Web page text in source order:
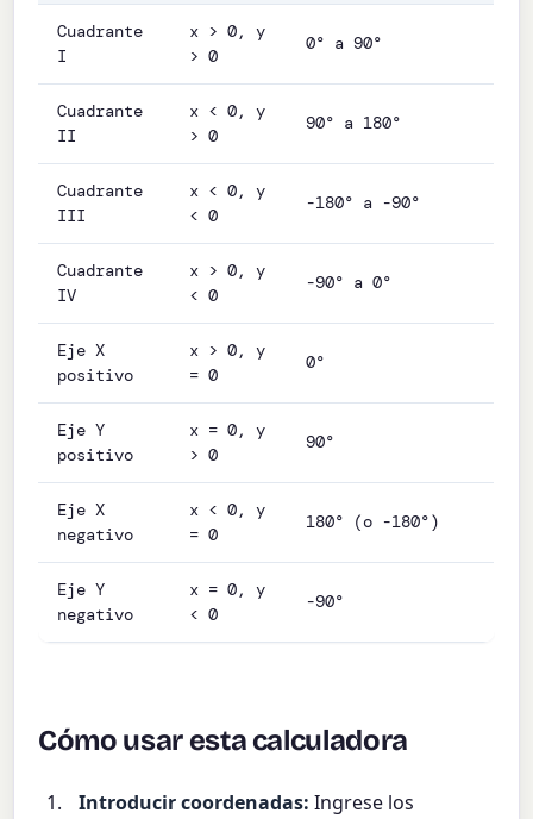
Cuadrante
I
x > 0, y
> 0
0° a 90°
Cuadrante
II
x < 0, y
> 0
90° a 180°
Cuadrante
III
x < 0, y
< 0
-180° a -90°
Cuadrante
IV
x > 0, y
< 0
-90° a 0°
Eje X
positivo
x > 0, y
= 0
0°
Eje Y
positivo
x = 0, y
> 0
90°
Eje X
negativo
x < 0, y
= 0
180° (o -180°)
Eje Y
negativo
x = 0, y
< 0
-90°
Cómo usar esta calculadora
Introducir coordenadas: Ingrese los